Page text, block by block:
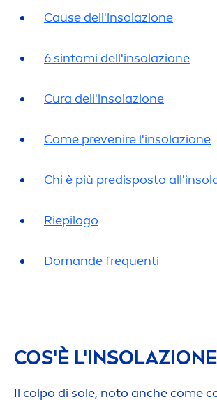
Cause dell'insolazione
6 sintomi dell'insolazione
Cura dell'insolazione
Come prevenire l'insolazione
Chi è più predisposto
Riepilogo
Domande frequenti
COS'È
Il colpo di sole, noto anche come